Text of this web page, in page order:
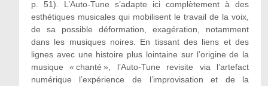
p. 51). L’Auto-Tune s’adapte ici complètement à des
esthétiques musicales qui mobilisent le travail de la voix,
de sa possible déformation, exagération, notamment
dans les musiques noires. En tissant des liens et des
lignes avec une histoire plus lointaine sur l’origine de la
musique « chanté », l’Auto-Tune revisite via l’artefact
numérique l’expérience de l’improvisation et de la